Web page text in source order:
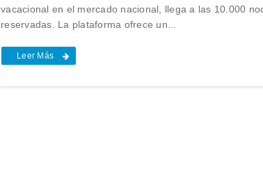
vacacional en el mercado nacional, llega a las 10.000
reservadas. La plataforma ofrece un...
Leer Más